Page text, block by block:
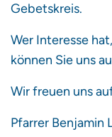
Gebetskreis.
Wer Interesse
können Sie uns
Wir freuen uns
Pfarrer Benjamin